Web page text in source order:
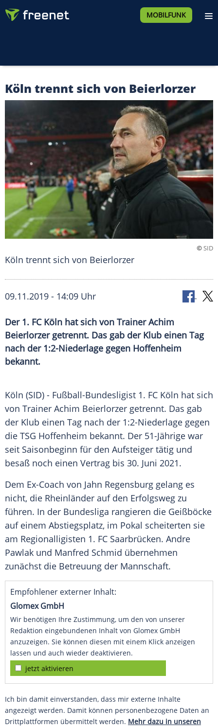
MOBILFUNK
Köln trennt sich von Beierlorzer
©SID
Köln trennt sich von Beierlorzer
09.11.2019 - 14:09 Uhr
Der 1. FC Köln hat sich von Trainer Achim
Beierlorzer getrennt. Das gab der Klub einen Tag
nach der 1:2-Niederlage gegen Hoffenheim
bekannt.
Köln (SID) - Fußball-Bundesligist 1. FC Köln hat sich
von Trainer Achim Beierlorzer getrennt. Das gab
der Klub einen Tag nach der 1:2-Niederlage gegen
die TSG Hoffenheim bekannt. Der 51-Jährige war
seit Saisonbeginn für den Aufsteiger tätig und
besaß noch einen Vertrag bis 30. Juni 2021.
Dem Ex-Coach von Jahn Regensburg gelang es
nicht, die Rheinländer auf den Erfolgsweg zu
führen. In der Bundesliga rangieren die Geißböcke
auf einem Abstiegsplatz, im Pokal scheiterten sie
am Regionalligisten 1. FC Saarbrücken. Andre
Pawlak und Manfred Schmid übernehmen
zunächst die Betreuung der Mannschaft.
Empfohlener externer Inhalt:
Glomex GmbH
Wir benötigen Ihre Zustimmung, um den von unserer
Redaktion eingebundenen Inhalt von Glomex GmbH
anzuzeigen. Sie können diesen mit einem Klick anzeigen
lassen und auch wieder deaktivieren.
jetzt aktivieren
Ich bin damit einverstanden, dass mir externe Inhalte
angezeigt werden. Damit können personenbezogene Daten an
Drittplattformen übermittelt werden. Mehr dazu in unseren